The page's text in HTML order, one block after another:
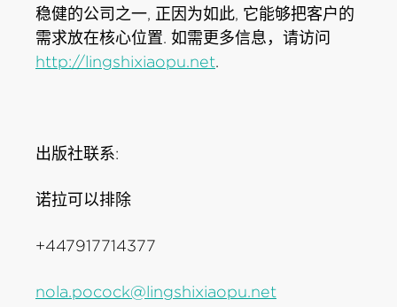
稳健的公司之一, 正因为如此, 它能够把客户的
需求放在核心位置. 如需更多信息，请访问
http://lingshixiaopu.net.
出版社联系:
诺拉可以排除
+447917714377
nola.pocock@lingshixiaopu.net